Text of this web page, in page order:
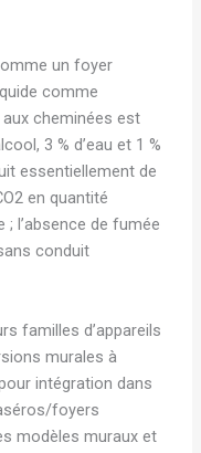
un foyer
comme
cheminées est
3 % d’eau et 1 %
essentiellement de
en quantité
l’absence de fumée
conduit
familles d’appareils
murales à
intégration dans
foyers
modèles muraux et